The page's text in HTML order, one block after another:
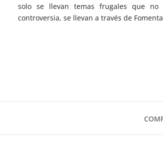
solo se llevan temas frugales que no
controversia, se llevan a través de